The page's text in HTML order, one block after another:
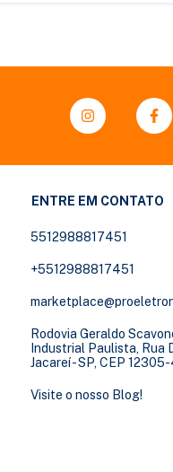
ENTRE EM CONTATO
5512988817451
+5512988817451
Rodovia Geraldo
Industrial Paulista, Rua
Jacareí - SP, CEP
Visite o nosso Blog!